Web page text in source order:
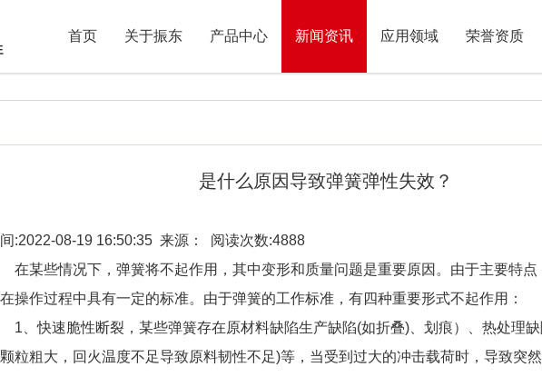
首页 关于振东 产品中心 新闻资讯 应用领域 荣誉资质
是什么原因导致弹簧弹性失效？
:2022-08-19 16:50:35 来源： 阅读次数:4888
在某些情况下，弹簧将不起作用，其中变形和质量问题是重要原因。由于主要特
操作过程中具有一定的标准。由于弹簧的工作标准，有四种重要形式不起作用：
1、快速脆性断裂，某些弹簧存在原材料缺陷生产缺陷(如折叠)、划痕）、热处理
粒粗大，回火温度不足导致原料韧性不足)等，当受到过大的冲击载荷时，导致突然